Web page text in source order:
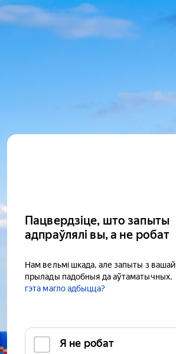
Пацвердзіце, што запыты
адпраўлялі вы, а не робат
Нам вельмі шкада, але запыты з вашай
прылады падобныя да аўтаматычных.
гэта магло адбыцца?
Я не робат